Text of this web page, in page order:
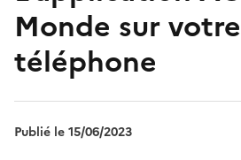
Monde sur votre
téléphone
Publié le 15/06/2023